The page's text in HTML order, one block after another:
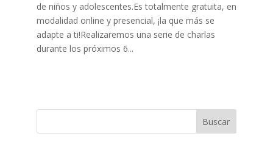
de niños y adolescentes.Es totalmente gratuita, en
modalidad online y presencial, ¡la que más se
adapte a ti!Realizaremos una serie de charlas
durante los próximos 6...